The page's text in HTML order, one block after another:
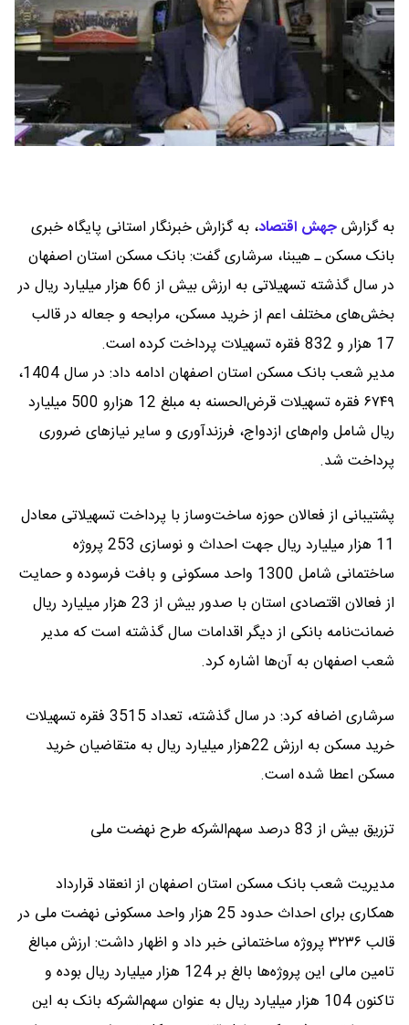
به گزارشجهش اقتصاد، به گزارش خبرنگار استانی پایگاه خبری
بانک مسکن ـ هیبنا، سرشاری گفت: بانک مسکن استان اصفهان
در سال گذشته تسهیلاتی به ارزش بیش از 66 هزار میلیارد ریال در
بخش‌های مختلف اعم از خرید مسکن، مرابحه و جعاله در قالب
17 هزار و 832 فقره تسهیلات پرداخت کرده است.
مدیر شعب بانک مسکن استان اصفهان ادامه داد: در سال 1404،
۶۷۴۹ فقره تسهیلات قرض‌الحسنه به مبلغ 12 هزارو 500 میلیارد
ریال شامل وام‌های ازدواج، فرزندآوری و سایر نیازهای ضروری
پرداخت شد.
پشتیبانی از فعالان حوزه ساخت‌وساز با پرداخت تسهیلاتی معادل
11 هزار میلیارد ریال جهت احداث و نوسازی 253 پروژه
ساختمانی شامل 1300 واحد مسکونی و بافت فرسوده و حمایت
از فعالان اقتصادی استان با صدور بیش از 23 هزار میلیارد ریال
ضمانت‌نامه بانکی از دیگر اقدامات سال گذشته است که مدیر
شعب اصفهان به آن‌ها اشاره کرد.
سرشاری اضافه کرد: در سال گذشته، تعداد 3515 فقره تسهیلات
خرید مسکن به ارزش 22هزار میلیارد ریال به متقاضیان خرید
مسکن اعطا شده است.
تزریق بیش از 83 درصد سهم‌الشرکه طرح نهضت ملی
مدیریت شعب بانک مسکن استان اصفهان از انعقاد قرارداد
همکاری برای احداث حدود 25 هزار واحد مسکونی نهضت ملی در
قالب ۳۲۳۶ پروژه ساختمانی خبر داد و اظهار داشت: ارزش مبالغ
تامین مالی این پروژه‌ها بالغ بر 124 هزار میلیارد ریال بوده و
تاکنون 104 هزار میلیارد ریال به عنوان سهم‌الشرکه بانک به این